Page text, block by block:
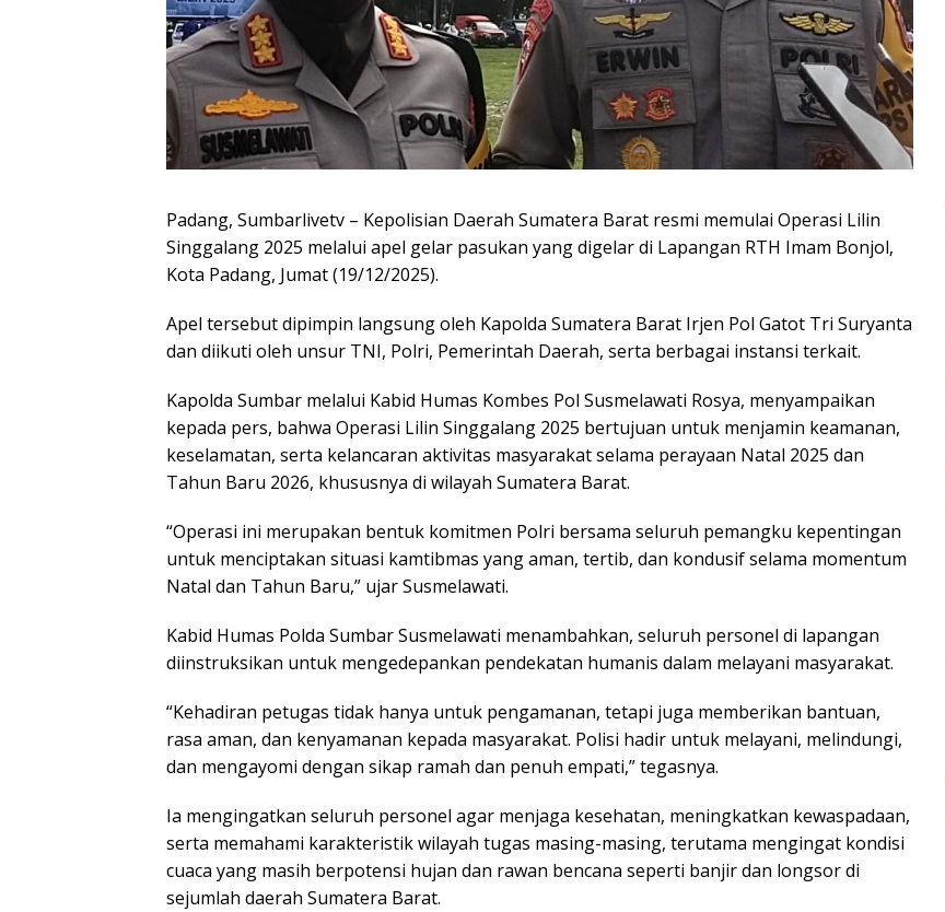
Padang, Sumbarlivetv – Kepolisian Daerah Sumatera Barat resmi memulai Operasi Lilin
Singgalang 2025 melalui apel gelar pasukan yang digelar di Lapangan RTH Imam Bonjol,
Kota Padang, Jumat (19/12/2025).
Apel tersebut dipimpin langsung oleh Kapolda Sumatera Barat Irjen Pol Gatot Tri Suryanta
dan diikuti oleh unsur TNI, Polri, Pemerintah Daerah, serta berbagai instansi terkait.
Kapolda Sumbar melalui Kabid Humas Kombes Pol Susmelawati Rosya, menyampaikan
kepada pers, bahwa Operasi Lilin Singgalang 2025 bertujuan untuk menjamin keamanan,
keselamatan, serta kelancaran aktivitas masyarakat selama perayaan Natal 2025 dan
Tahun Baru 2026, khususnya di wilayah Sumatera Barat.
“Operasi ini merupakan bentuk komitmen Polri bersama seluruh pemangku kepentingan
untuk menciptakan situasi kamtibmas yang aman, tertib, dan kondusif selama momentum
Natal dan Tahun Baru,” ujar Susmelawati.
Kabid Humas Polda Sumbar Susmelawati menambahkan, seluruh personel di lapangan
diinstruksikan untuk mengedepankan pendekatan humanis dalam melayani masyarakat.
“Kehadiran petugas tidak hanya untuk pengamanan, tetapi juga memberikan bantuan,
rasa aman, dan kenyamanan kepada masyarakat. Polisi hadir untuk melayani, melindungi,
dan mengayomi dengan sikap ramah dan penuh empati,” tegasnya.
Ia mengingatkan seluruh personel agar menjaga kesehatan, meningkatkan kewaspadaan,
serta memahami karakteristik wilayah tugas masing-masing, terutama mengingat kondisi
cuaca yang masih berpotensi hujan dan rawan bencana seperti banjir dan longsor di
sejumlah daerah Sumatera Barat.